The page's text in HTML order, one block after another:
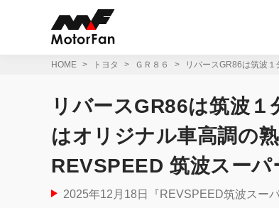
HOME トヨタ ＧＲ８６ リバースGR86は筑波
リバースGR86は筑波
はオリジナル車高調の
REVSPEED 筑波スー
2025年12月18日『REVSPEED筑波スー